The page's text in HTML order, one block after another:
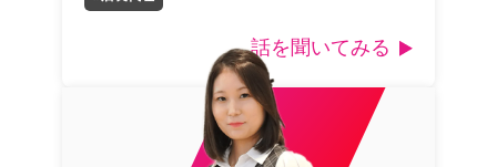
話を聞いてみる